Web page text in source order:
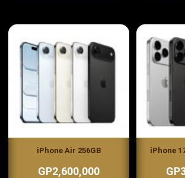
iPhone Air 256GB
GP2,600,000
iPhone